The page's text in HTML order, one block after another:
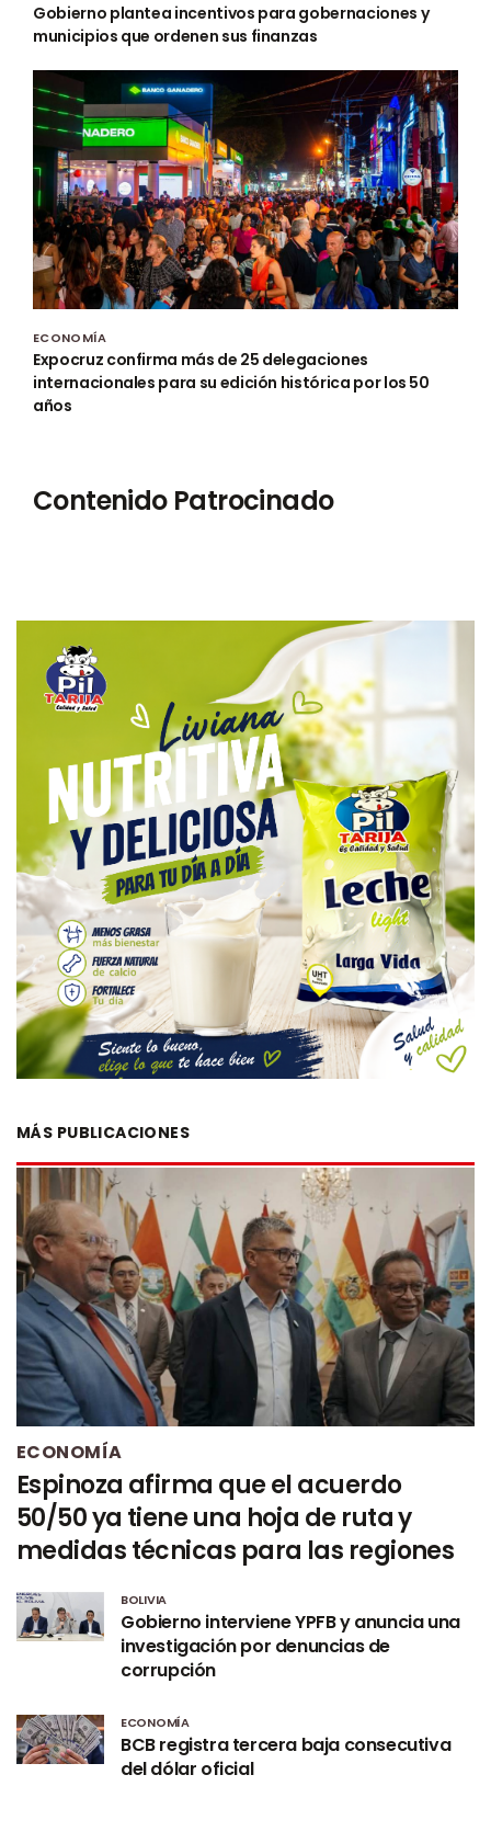
Gobierno plantea incentivos para gobernaciones y
municipios que ordenen sus finanzas
ECONOMÍA
Expocruz confirma más de 25 delegaciones
internacionales para su edición histórica por los 50
años
Contenido Patrocinado
MÁS PUBLICACIONES
ECONOMÍA
Espinoza afirma que el acuerdo
50/50 ya tiene una hoja de ruta y
medidas técnicas para las regiones
BOLIVIA
Gobierno interviene YPFB y anuncia una
investigación por denuncias de
corrupción
ECONOMÍA
BCB registra tercera baja consecutiva
del dólar oficial